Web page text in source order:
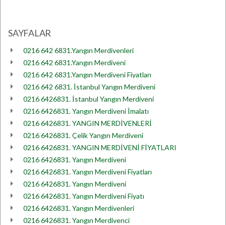
SAYFALAR
0216 642 6831.Yangın Merdivenleri
0216 642 6831.Yangın Merdiveni
0216 642 6831.Yangın Merdiveni Fiyatları
0216 642 6831. İstanbul Yangın Merdiveni
0216 6426831. İstanbul Yangın Merdiveni
0216 6426831. Yangın Merdiveni İmalatı
0216 6426831. YANGIN MERDİVENLERİ
0216 6426831. Çelik Yangın Merdiveni
0216 6426831. YANGIN MERDİVENİ FİYATLARI
0216 6426831. Yangın Merdiveni
0216 6426831. Yangın Merdiveni Fiyatları
0216 6426831. Yangın Merdiveni
0216 6426831. Yangın Merdiveni Fiyatı
0216 6426831. Yangın Merdivenleri
0216 6426831. Yangın Merdivenci